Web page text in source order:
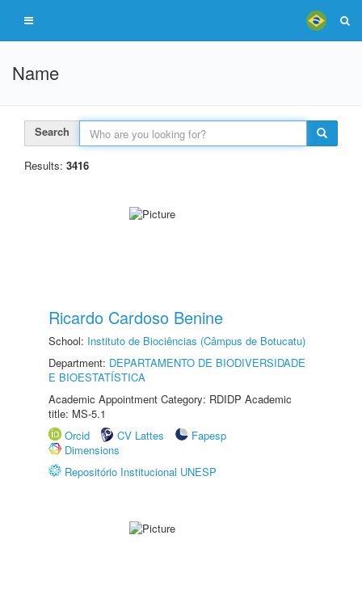
Name
Search
Results: 3416
Ricardo Cardoso Benine
School: Instituto de Biociências (Câmpus de Botucatu)
Department: DEPARTAMENTO DE BIODIVERSIDADE
E BIOESTATÍSTICA
Academic Appointment Category: RDIDP Academic
title: MS-5.1
Orcid
CV Lattes
Fapesp
Dimensions
Repositório Institucional UNESP